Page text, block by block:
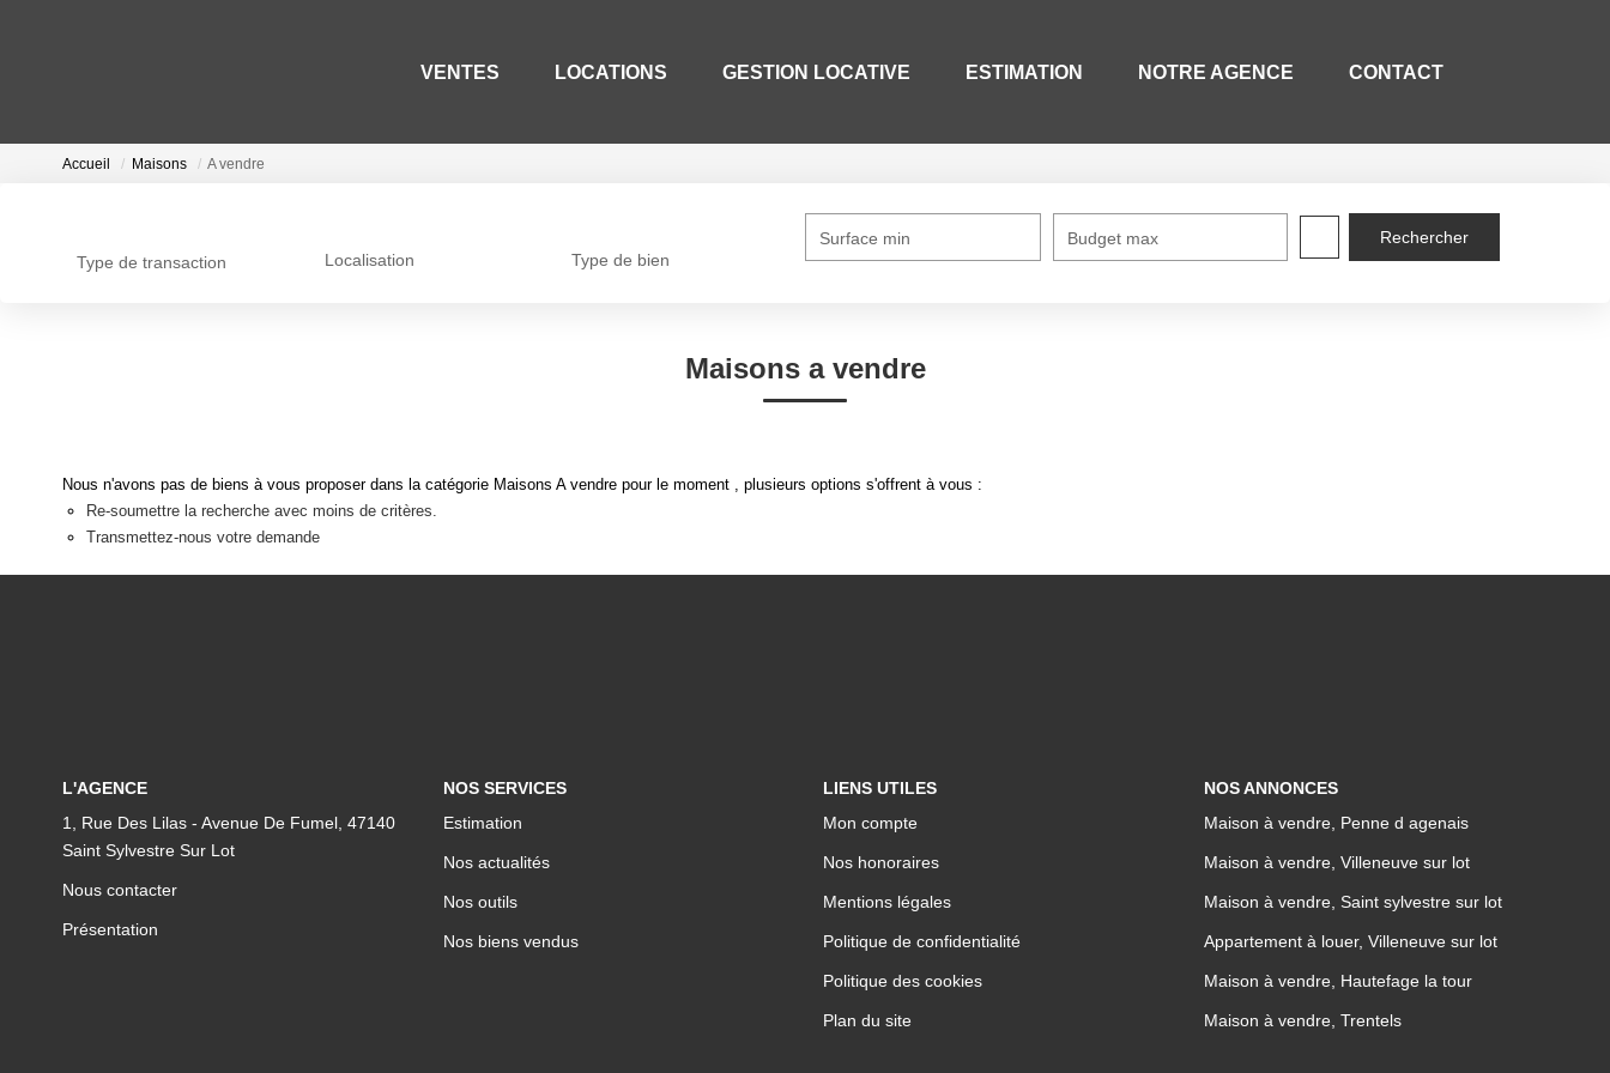
VENTES LOCATIONS GESTION LOCATIVE ESTIMATION NOTRE AGENCE CONTACT
Accueil Maisons A vendre
Type de transaction Localisation Type de bien
Surface min Budget max
Maisons a vendre
Nous n'avons pas de biens à vous proposer dans la catégorie Maisons A vendre pour le moment , plusieurs options s'offrent à vous :
Re-soumettre la recherche avec moins de critères.
Transmettez-nous votre demande
L'AGENCE
1, Rue Des Lilas - Avenue De Fumel, 47140
Saint Sylvestre Sur Lot
Nous contacter
Présentation
NOS SERVICES
Estimation
Nos actualités
Nos outils
Nos biens vendus
LIENS UTILES
Mon compte
Nos honoraires
Mentions légales
Politique de confidentialité
Politique des cookies
Plan du site
NOS ANNONCES
Maison à vendre, Penne d agenais
Maison à vendre, Villeneuve sur lot
Maison à vendre, Saint sylvestre sur lot
Appartement à louer, Villeneuve sur lot
Maison à vendre, Hautefage la tour
Maison à vendre, Trentels